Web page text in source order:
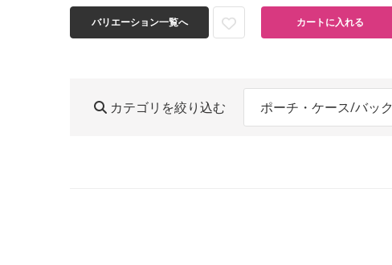
バリエーション一覧へ カートに入れる
カテゴリを絞り込む ポーチ・ケース/バック